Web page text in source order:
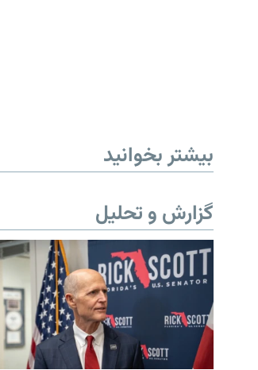
بیشتر بخوانید
گزارش و تحلیل